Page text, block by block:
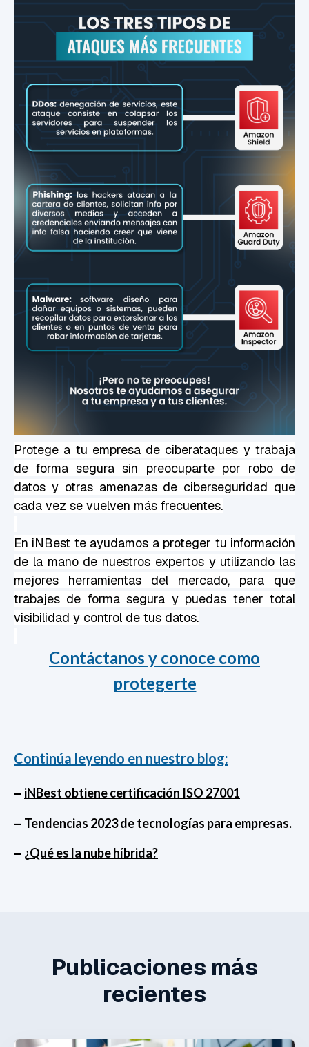
Protege a tu empresa de ciberataques y trabaja
de forma segura sin preocuparte por robo de
datos y otras amenazas de ciberseguridad que
cada vez se vuelven más frecuentes.
En iNBest te ayudamos a proteger tu información
de la mano de nuestros expertos y utilizando las
mejores herramientas del mercado, para que
trabajes de forma segura y puedas tener total
visibilidad y control de tus datos.
Contáctanos y conoce como
protegerte
Continúa leyendo en nuestro blog:
– iNBest obtiene certificación ISO 27001
– Tendencias 2023 de tecnologías para empresas.
– ¿Qué es la nube híbrida?
Publicaciones más
recientes